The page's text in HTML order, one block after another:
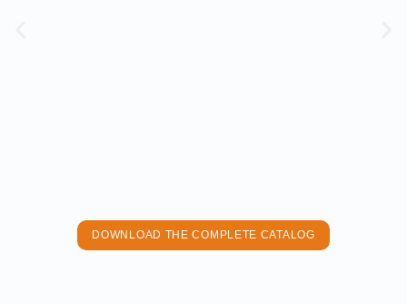
DOWNLOAD THE COMPLETE CATALOG